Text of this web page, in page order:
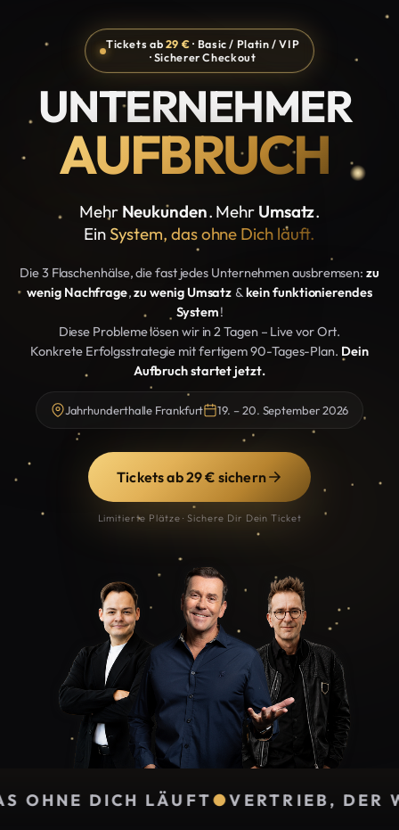
Tickets ab29 €· Basic / Platin / VIP
· Sicherer Checkout
UNTERNEHMER
AUFBRUCH
Mehr Neukunden. Mehr Umsatz.
Ein System, das ohne Dich läuft.
Die 3 Flaschenhälse, die fast jedes Unternehmen ausbremsen:zu
wenig Nachfrage,zu wenig Umsatz & kein funktionierendes
System!
Diese Probleme lösen wir in 2 Tagen – Live vor Ort.
Konkrete Erfolgsstrategie mit fertigem 90-Tages-Plan. Dein
Aufbruch startet jetzt.
Jahrhunderthalle Frankfurt 19. – 20. September 2026
Tickets ab 29 € sichern
Limitierte Plätze · Sichere Dir Dein Ticket
●VERTRIEB, DER WIRKLICH